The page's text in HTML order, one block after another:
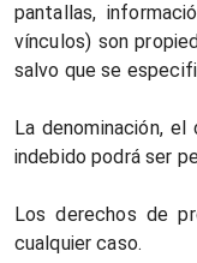
pantallas,
vínculos) son
salvo que se
La denominación,
indebido podrá ser
Los derechos de
cualquier caso.